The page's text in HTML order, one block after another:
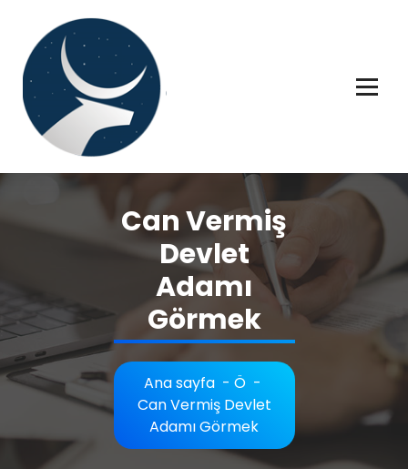
Can Vermiş
Devlet
Adamı
Görmek
Ana sayfa- Ö-
Can Vermiş Devlet
Adamı Görmek